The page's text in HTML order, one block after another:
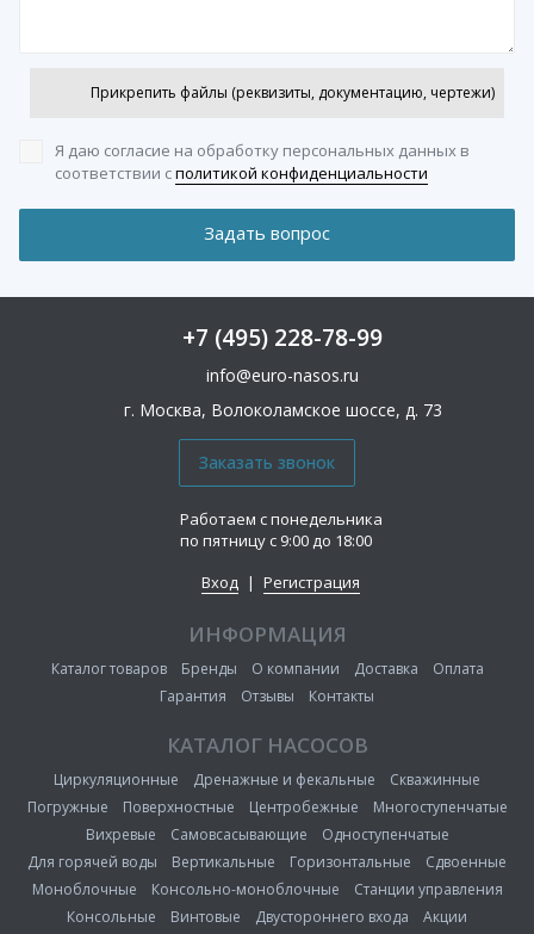
Прикрепить файлы (реквизиты, документацию, чертежи)
Я даю согласие на обработку персональных данных в
соответствии сполитикой конфиденциальности
+7 (495) 228-78-99
info@euro-nasos.ru
г. Москва, Волоколамское шоссе, д. 73
Работаем с понедельника
по пятницу с 9:00 до 18:00
Вход | Регистрация
ИНФОРМАЦИЯ
Каталог товаров Бренды О компании Доставка
Оплата
Гарантия
Отзывы Контакты
КАТАЛОГ НАСОСОВ
Циркуляционные Дренажные и фекальные
Скважинные
Погружные
Поверхностные Центробежные
Многоступенчатые
Вихревые
Самовсасывающие
Одноступенчатые
Для горячей воды
Вертикальные Горизонтальные
Сдвоенные
Моноблочные
Консольно-моноблочные
Станции управления
Консольные
Винтовые Двустороннего входа Акции